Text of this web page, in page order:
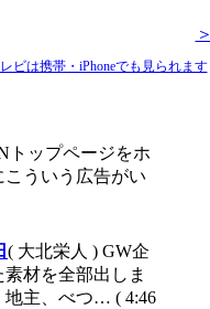
＞
ビは携帯・iPhoneでも見られます
トップページをホ
ういう広告がい
( 大北栄人 ) GW企
材を全部出しま
地主、べつ… ( 4:46